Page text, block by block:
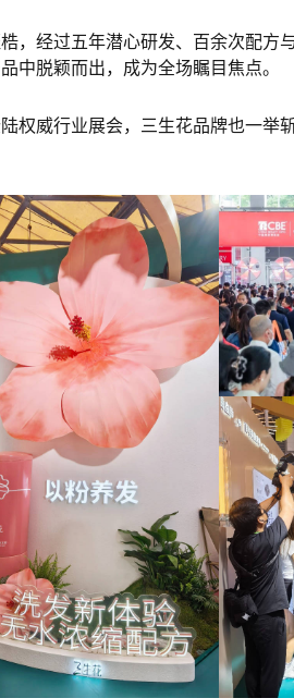
，经过五年潜心研发、百余次配
中脱颖而出，成为全场瞩目焦点。
权威行业展会，三生花品牌也一